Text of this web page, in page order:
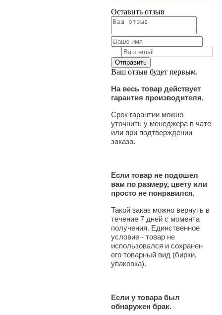
Оставить отзыв
Ваш отзыв будет первым.
На весь товар действует
гарантия производителя.
Срок гарантии можно
уточнить у менеджера в чате
или при подтверждении
заказа.
Если товар не подошел
вам по размеру, цвету или
просто не понравился.
Такой заказ можно вернуть в
течение 7 дней с момента
получения. Единственное
условие - товар не
использовался и сохранен
его товарный вид (бирки,
упаковка).
Если у товара был
обнаружен брак.